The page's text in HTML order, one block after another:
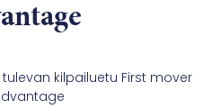
kilpailuetu First mover